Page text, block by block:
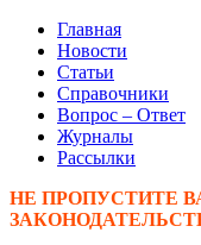
Главная
Новости
Статьи
Справочники
Вопрос – Ответ
Журналы
Рассылки
НЕ ПРОПУСТИТЕ